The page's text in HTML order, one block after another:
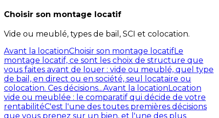
Choisir son montage locatif
Vide ou meublé, types de bail, SCI et colocation.
Avant la locationChoisir son montage locatifLe
montage locatif, ce sont les choix de structure que
vous faites avant de louer : vide ou meublé, quel type
de bail, en direct ou en société, seul locataire ou
colocation. Ces décisions...Avant la location Location
vide ou meublée : le comparatif qui décide de votre
rentabilitéC'est l'une des toutes premières décisions
que vous prenez sur un bien, et l'une des plus